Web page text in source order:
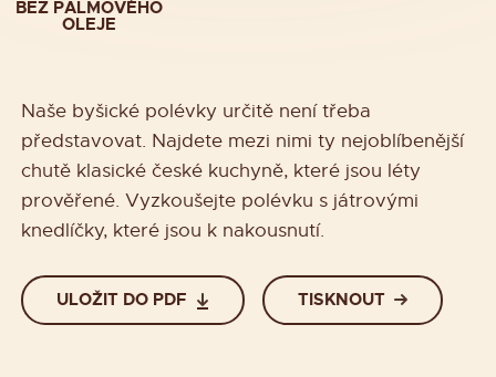
BEZ PALMOVÉHO
OLEJE
Naše byšické polévky určitě není třeba
představovat. Najdete mezi nimi ty nejoblíbenější
chutě klasické české kuchyně, které jsou léty
prověřené. Vyzkoušejte polévku s játrovými
knedlíčky, které jsou k nakousnutí.
ULOŽIT DO PDF TISKNOUT